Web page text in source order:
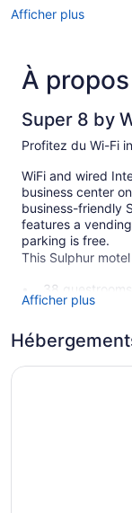
Afficher plus
À
Super 8 by
Profitez du Wi-Fi
WiFi and wired
business center
business-friendly
features a
parking is free.
This Sulphur
38 guestrooms
2 levels
To-go
Afficher plus
Holiday Inn